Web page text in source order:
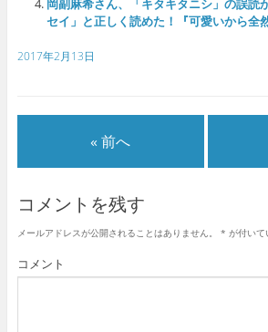
岡副麻希さん、「キタキタニシ」の誤読
セイ」と正しく読めた！『可愛いから全
2017年2月13日
« 前へ
コメントを残す
メールアドレスが公開されることはありません。 * が付いて
コメント